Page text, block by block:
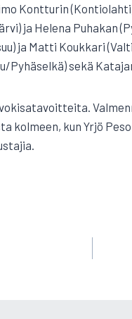
Kontturin
ja Helena Puhakan
ja Matti Koukkari
Pyhäselkä) sekä
kun Yrjö